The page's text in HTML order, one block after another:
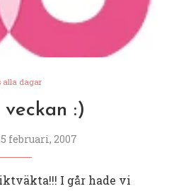
alla dagar
:)
februari, 2007
I går hade vi